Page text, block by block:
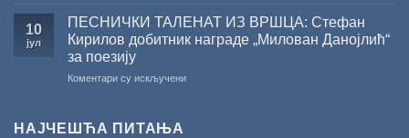
Сали
одржано
уручење
10
јул
ПЕСНИЧКИ ТАЛЕНАТ ИЗ ВРШЦА: Стефан
Кирилов добитник награде „Милован Данојлић“
за поезију
Коментари су искљученина
НАЈЧЕШЋА ПИТАЊА